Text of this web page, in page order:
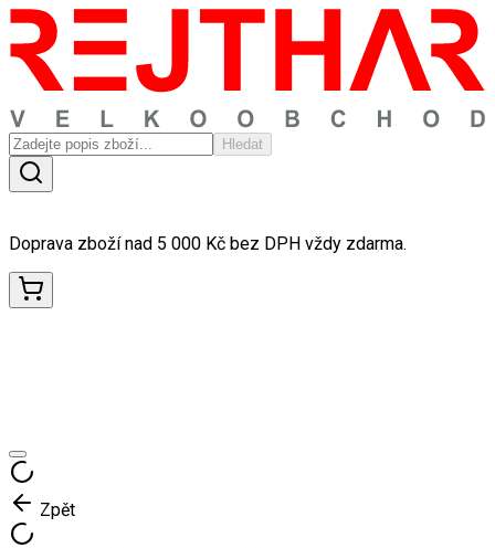
Hledat
Doprava zboží nad 5 000 Kč bez DPH vždy zdarma.
Zpět